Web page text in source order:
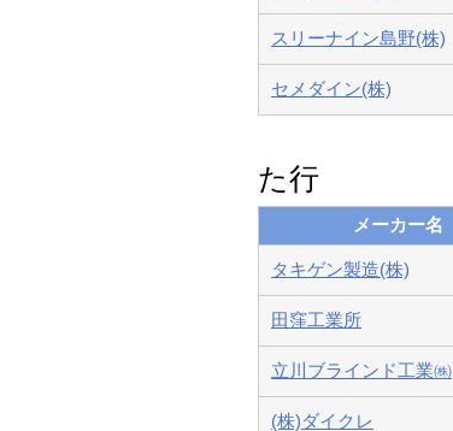
スリーナイン島野(株)
セメダイン(株)
た行
メーカー名
タキゲン製造(株)
田窪工業所
立川ブラインド工業㈱
(株)ダイクレ